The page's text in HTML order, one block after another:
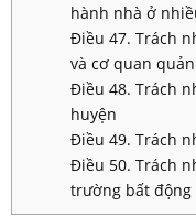
hành nhà ở
Điều 47. Trách
và cơ quan
Điều 48. Trách
huyện
Điều 49. Trách
Điều 50. Trách
trường bất động